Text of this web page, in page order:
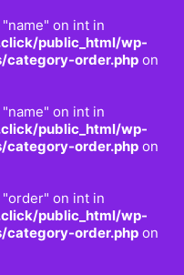
on int in
public_html/wp-
order.php on
on int in
public_html/wp-
order.php on
on int in
public_html/wp-
order.php on